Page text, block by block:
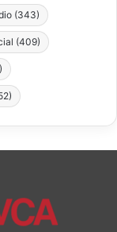
(343)
(409)